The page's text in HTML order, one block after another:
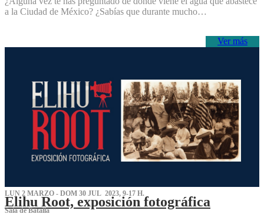
a la Ciudad de México? ¿Sabías que durante mucho…
Ver más
LUN 2 MARZO - DOM 30 JUL 2023, 9-17 H.
Elihu Root, exposición fotográfica
Sala de Batalla